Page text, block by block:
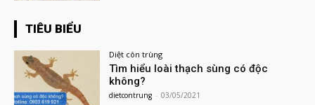
TIÊU BIỂU
Diệt côn trùng
Tìm hiểu loài thạch sùng có độc
không?
dietcontrung - 03/05/2021